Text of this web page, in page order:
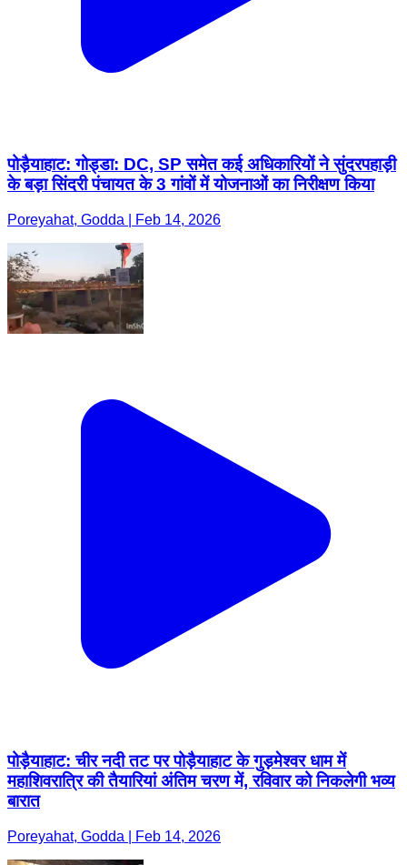
पोड़ैयाहाट: गोड्डा: DC, SP समेत कई अधिकारियों ने सुंदरपहाड़ी
के बड़ा सिंदरी पंचायत के 3 गांवों में योजनाओं का निरीक्षण किया
Poreyahat, Godda | Feb 14, 2026
पोड़ैयाहाट: चीर नदी तट पर पोड़ैयाहाट के गुड़मेश्वर धाम में
महाशिवरात्रि की तैयारियां अंतिम चरण में, रविवार को निकलेगी भव्य
बारात
Poreyahat, Godda | Feb 14, 2026